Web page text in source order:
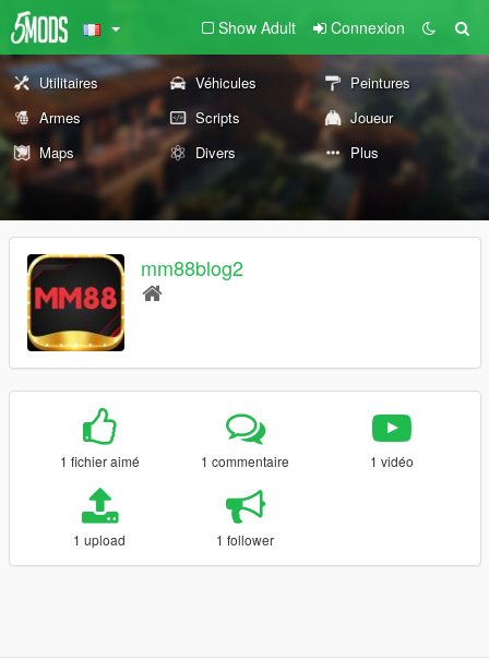
Show Adult Connexion
Utilitaires Véhicules
Peintures
Armes
Scripts
Joueur
Maps
Divers Plus
mm88blog2
1 fichier aimé 1 commentaire 1 vidéo
1 upload 1 follower